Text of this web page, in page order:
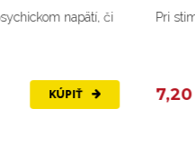
či
Pri stimulácii
7,20 €